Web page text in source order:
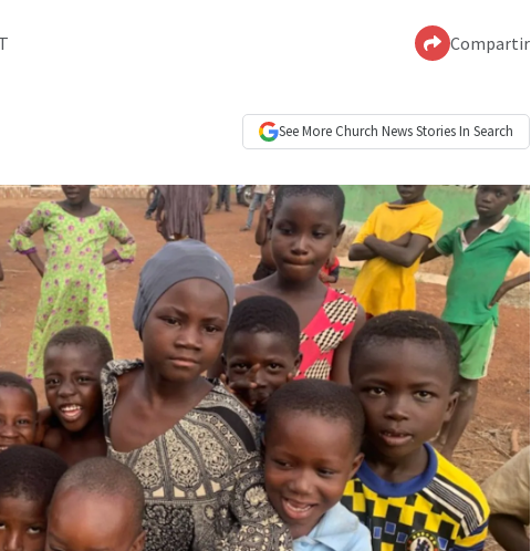
Compartir
See More Church NewsStories In Search